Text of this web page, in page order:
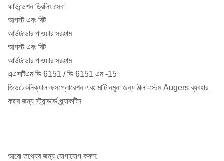
ফাউন্ডেশন ড্রিলিং সেবা
আগস্ট এবং বিট
আউটডোর পাওয়ার সরঞ্জাম
আগস্ট এবং বিট
আউটডোর পাওয়ার সরঞ্জাম
এএসটিএম ডি 6151 / ডি 6151 এম -15
জিওটেকনিক্যাল এক্সপ্লোরেশন এবং মাটি নমুনা জন্য ঠালা-স্টেম Augers ব্যবহার
করার জন্য স্ট্যান্ডার্ড প্র্যাকটিস
আরো তথ্যের জন্য যোগাযোগ করুন: